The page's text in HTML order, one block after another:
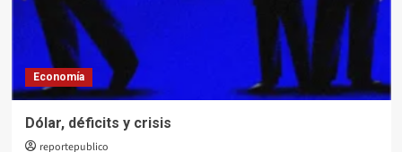
bonos
estadounidense?
Economía
Dólar, déficits y crisis
reportepublico